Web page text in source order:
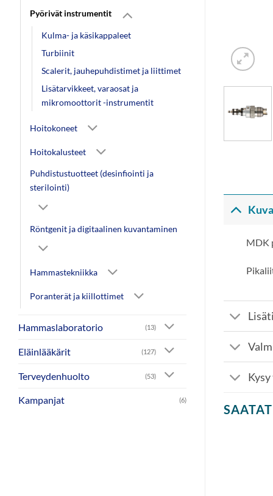
Pyörivät instrumentit
Kulma- ja käsikappaleet
Turbiinit
Scalerit, jauhepuhdistimet ja liittimet
Lisätarvikkeet, varaosat ja
mikromoottorit -instrumentit
Hoitokoneet
Hoitokalusteet
Puhdistustuotteet (desinfiointi ja
sterilointi)
Röntgenit ja digitaalinen kuvantaminen
Hammastekniikka
Poranterät ja kiillottimet
Hammaslaboratorio (13)
Eläinlääkärit (127)
Terveydenhuolto (53)
Kampanjat (6)
MDK